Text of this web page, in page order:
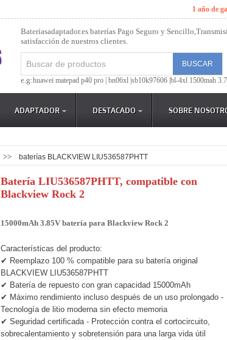
1 año de
Bateríasadaptador.es baterías Pago Seguro y
satisfacción de nuestros clientes.
e.g:huawei matepad p40 pro | bn06xl | sb10k97606 | bl-4xl 1500mah
ADAPTADOR DESTACADO SOBRE
>> baterías BLACKVIEW LIU536587PHTT
Batería LIU536587PHTT, compatible con
Blackview Rock 2
15000mAh 3.85V batería para Blackview Rock 2
Características del producto:
✔ Reemplazo 100 % compatible para su batería original
BLACKVIEW LIU536587PHTT
✔ Batería de repuesto con gran capacidad 15000mAh
✔ Máximo rendimiento incluso después de un uso prolongado -
Tecnología de litio moderna sin efecto memoria
✔ Seguridad certificada - Protección contra el cortocircuito,
sobrecalentamiento y sobretensión para una larga vida útil